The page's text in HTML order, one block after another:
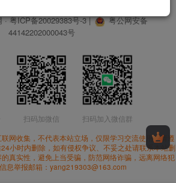
·粤ICP备20029383号-3|
粤公网安备
44142202000043号
扫码加微信
扫码加入微信群
网收集，不代表本站立场，仅限学习交流使用。请遵
小时内删除，如有侵权争议、不妥之处请联系本站删
真实性，避免上当受骗，防范网络诈骗，远离网络犯
息举报邮箱：yang219303@163.com